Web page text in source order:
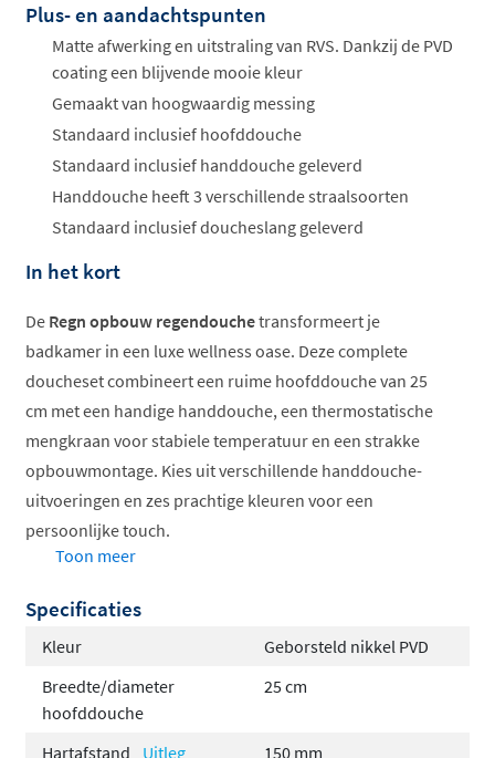
Offertes
ophalen...
Plus- en aandachtspunten
Matte afwerking en uitstraling van RVS. Dankzij de PVD
coating een blijvende mooie kleur
Gemaakt van hoogwaardig messing
Standaard inclusief hoofddouche
Standaard inclusief handdouche geleverd
Handdouche heeft 3 verschillende straalsoorten
Standaard inclusief doucheslang geleverd
In het kort
De Regn opbouw regendouchetransformeert je
badkamer in een luxe wellness oase. Deze complete
doucheset combineert een ruime hoofddouche van 25
cm met een handige handdouche, een thermostatische
mengkraan voor stabiele temperatuur en een strakke
opbouwmontage. Kies uit verschillende handdouche-
uitvoeringen en zes prachtige kleuren voor een
persoonlijke touch.
Thermostatische mengkraan met
temperatuurblokkering
Verkrijgbaar in zes stijlvolle kleuren
Toon meer
Specificaties
Kleur
Geborsteld nikkel PVD
Breedte/diameter
hoofddouche
25 cm
Hartafstand Uitleg
150 mm